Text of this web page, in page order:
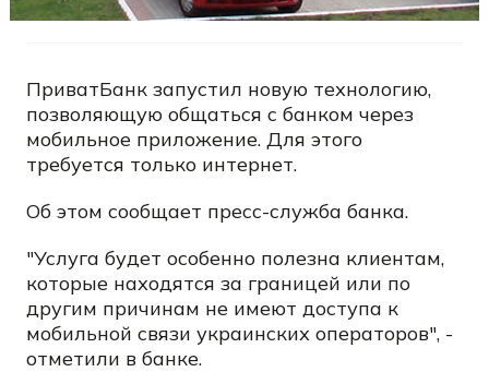
ПриватБанк запустил новую технологию,
позволяющую общаться с банком через
мобильное приложение. Для этого
требуется только интернет.
Об этом сообщает пресс-служба банка.
"Услуга будет особенно полезна клиентам,
которые находятся за границей или по
другим причинам не имеют доступа к
мобильной связи украинских операторов", -
отметили в банке.